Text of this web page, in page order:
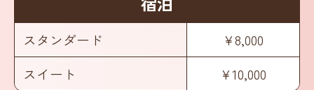
スタンダード
¥8,000
スイート
¥10,000